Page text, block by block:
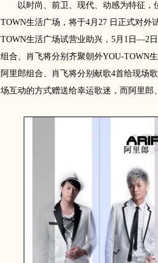
以时尚、前卫、现代、动感为特征，
TOWN生活广场，将于4月27 日正式对外
TOWN生活广场试营业助兴，5月1日—2
组合、肖飞将分别齐聚朝外YOU-TOWN
阿里郎组合、肖飞将分别献歌4首给现场
场互动的方式赠送给幸运歌迷，而阿里郎